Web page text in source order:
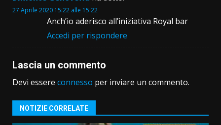
27 Aprile 2020 15:22 alle 15:22
Anch’io aderisco all’iniziativa Royal bar
Accedi per rispondere
Lascia un commento
Devi essere connesso per inviare un commento.
NOTIZIE CORRELATE